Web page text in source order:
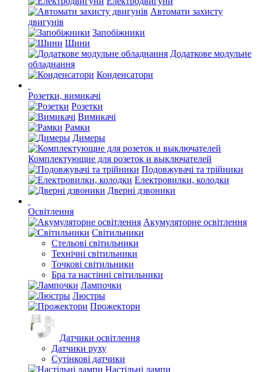
Автомати захисту
двигунів
Запобіжники
Шини
Додаткове модульне
обладнання
Конденсатори
Розетки, вимикачі
Розетки
Вимикачі
Рамки
Димеры
Комплектующие для розеток и выключателей
Подовжувачі та трійники
Електровилки, колодки
Дверні дзвоники
Освітлення
Акумуляторне освітлення
Світильники
Стельові світильники
Технічні світильники
Точкові світильники
Бра та настінні світильники
Лампочки
Люстры
Прожектори
Датчики освітлення
Датчики руху
Сутінкові датчики
Настільні лампи